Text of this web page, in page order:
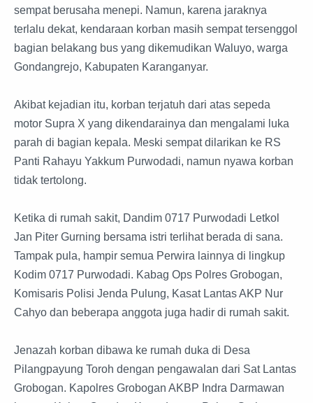
sempat berusaha menepi. Namun, karena jaraknya
terlalu dekat, kendaraan korban masih sempat tersenggol
bagian belakang bus yang dikemudikan Waluyo, warga
Gondangrejo, Kabupaten Karanganyar.
Akibat kejadian itu, korban terjatuh dari atas sepeda
motor Supra X yang dikendarainya dan mengalami luka
parah di bagian kepala. Meski sempat dilarikan ke RS
Panti Rahayu Yakkum Purwodadi, namun nyawa korban
tidak tertolong.
Ketika di rumah sakit, Dandim 0717 Purwodadi Letkol
Jan Piter Gurning bersama istri terlihat berada di sana.
Tampak pula, hampir semua Perwira lainnya di lingkup
Kodim 0717 Purwodadi. Kabag Ops Polres Grobogan,
Komisaris Polisi Jenda Pulung, Kasat Lantas AKP Nur
Cahyo dan beberapa anggota juga hadir di rumah sakit.
Jenazah korban dibawa ke rumah duka di Desa
Pilangpayung Toroh dengan pengawalan dari Sat Lantas
Grobogan. Kapolres Grobogan AKBP Indra Darmawan